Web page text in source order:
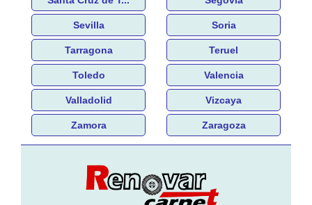
Sevilla Soria
Tarragona Teruel
Toledo Valencia
Valladolid Vizcaya
Zamora Zaragoza